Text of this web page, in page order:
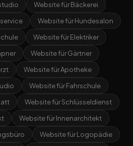
Website für Bäckerei
Website für Hundesalon
Website für Elektriker
Website für Gärtner
Website für Apotheke
Website für Fahrschule
Website für Schlüsseldienst
Website für Innenarchitekt
Website für Logopädie